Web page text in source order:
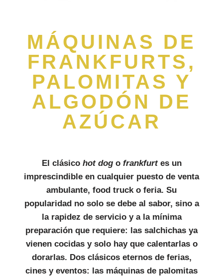
MÁQUINAS DE
FRANKFURTS,
PALOMITAS Y
ALGODÓN DE
AZÚCAR
El clásico hot dogo frankfurtes un
imprescindible en cualquier puesto de venta
ambulante, food truck o feria. Su
popularidad no solo se debe al sabor, sino a
la rapidez de servicio y a la mínima
preparación que requiere: las salchichas ya
vienen cocidas y solo hay que calentarlas o
dorarlas. Dos clásicos eternos de ferias,
cines y eventos: las máquinas de palomitas